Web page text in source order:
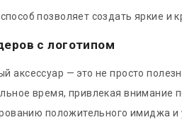
способ позволяет создать яркие
с логотипом
аксессуар — это не просто
время, привлекая внимание
положительного имиджа